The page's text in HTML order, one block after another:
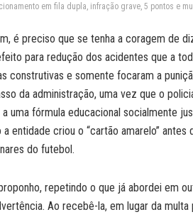
em fila dupla, infração grave, 5 pontos e
é preciso que se tenha a coragem de
para redução dos acidentes que a
construtivas e somente focaram a
da administração, uma vez que o
uma fórmula educacional socialmente
a entidade criou o “cartão amarelo”
do futebol.
repetindo o que já abordei em
Ao recebê-la, em lugar da